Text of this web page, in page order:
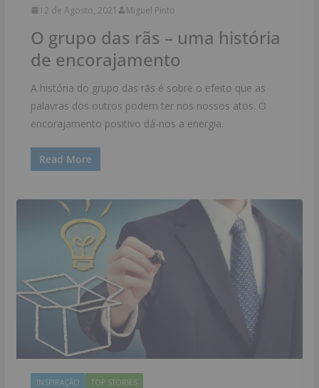
12 de Agosto, 2021 Miguel Pinto
O grupo das rãs – uma história
de encorajamento
A história do grupo das rãs é sobre o efeito que as
palavras dos outros podem ter nos nossos atos. O
encorajamento positivo dá-nos a energia.
Read More
INSPIRAÇÃO TOP STORIES